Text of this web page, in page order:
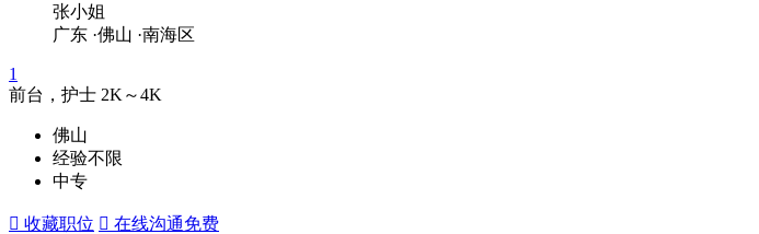
张小姐
广东 ·佛山 ·南海区
1
前台，护士 2K～4K
佛山
经验不限
中专
 收藏职位  在线沟通免费